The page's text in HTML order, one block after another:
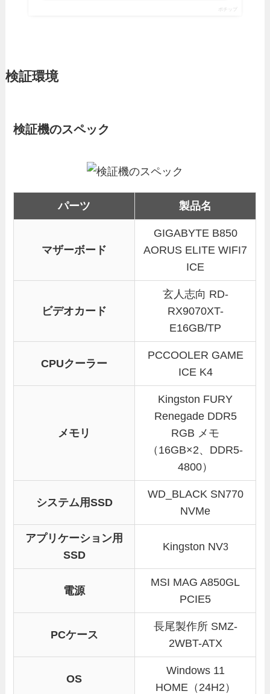
ポチップ
検証環境
検証機のスペック
パーツ 製品名
マザーボード
GIGABYTE B850
AORUS ELITE WIFI7
ICE
ビデオカード
玄人志向 RD-
RX9070XT-
E16GB/TP
CPUクーラー
PCCOOLER GAME
ICE K4
メモリ
Kingston FURY
Renegade DDR5
RGB メモ
（16GB×2、DDR5-
4800）
システム用SSD
WD_BLACK SN770
NVMe
アプリケーション用
SSD
Kingston NV3
電源
MSI MAG A850GL
PCIE5
PCケース
長尾製作所 SMZ-
2WBT-ATX
OS
Windows 11
HOME（24H2）